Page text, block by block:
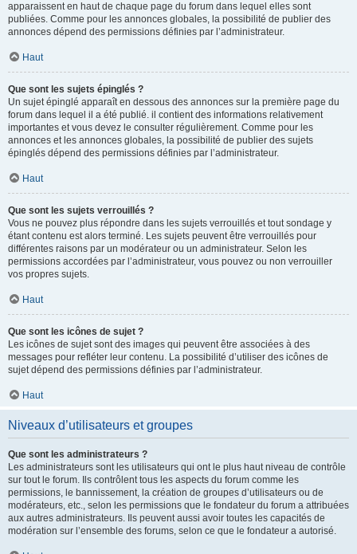
apparaissent en haut de chaque page du forum dans lequel elles sont
publiées. Comme pour les annonces globales, la possibilité de publier des
annonces dépend des permissions définies par l’administrateur.
Haut
Que sont les sujets épinglés ?
Un sujet épinglé apparaît en dessous des annonces sur la première page du
forum dans lequel il a été publié. il contient des informations relativement
importantes et vous devez le consulter régulièrement. Comme pour les
annonces et les annonces globales, la possibilité de publier des sujets
épinglés dépend des permissions définies par l’administrateur.
Haut
Que sont les sujets verrouillés ?
Vous ne pouvez plus répondre dans les sujets verrouillés et tout sondage y
étant contenu est alors terminé. Les sujets peuvent être verrouillés pour
différentes raisons par un modérateur ou un administrateur. Selon les
permissions accordées par l’administrateur, vous pouvez ou non verrouiller
vos propres sujets.
Haut
Que sont les icônes de sujet ?
Les icônes de sujet sont des images qui peuvent être associées à des
messages pour refléter leur contenu. La possibilité d’utiliser des icônes de
sujet dépend des permissions définies par l’administrateur.
Haut
Niveaux d’utilisateurs et groupes
Que sont les administrateurs ?
Les administrateurs sont les utilisateurs qui ont le plus haut niveau de contrôle
sur tout le forum. Ils contrôlent tous les aspects du forum comme les
permissions, le bannissement, la création de groupes d’utilisateurs ou de
modérateurs, etc., selon les permissions que le fondateur du forum a attribuées
aux autres administrateurs. Ils peuvent aussi avoir toutes les capacités de
modération sur l’ensemble des forums, selon ce que le fondateur a autorisé.